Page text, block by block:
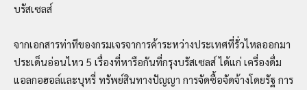
บรัสเซลส์
จากเอกสารท่าทีของกรมเจรจาการค้าระหว่างประเทศที่รั่วไหลออกมา
ประเด็นอ่อนไหว 5 เรื่องที่หารือกันที่กรุงบรัสเซลส์ ได้แก่ เครี่องดื่ม
แอลกอฮอล์และบุหรี่ ทรัพย์สินทางปัญญา การจัดซื้อจัดจ้างโดยรัฐ การ